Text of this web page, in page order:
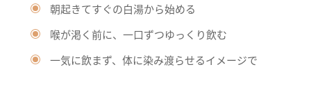
朝起きてすぐの白湯から始める
喉が渇く前に、一口ずつゆっくり飲む
一気に飲まず、体に染み渡らせるイメージで